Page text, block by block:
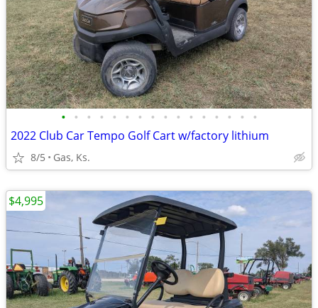
• • • • • • • • • • • • • • • •
2022 Club Car Tempo Golf Cart w/factory lithium
8/5 Gas, Ks.
$4,995